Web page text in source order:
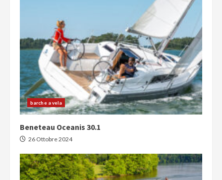
barche a vela
Beneteau Oceanis 30.1
26 Ottobre 2024